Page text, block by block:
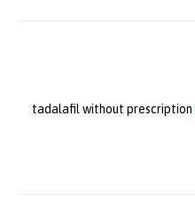
tadalafil without prescription